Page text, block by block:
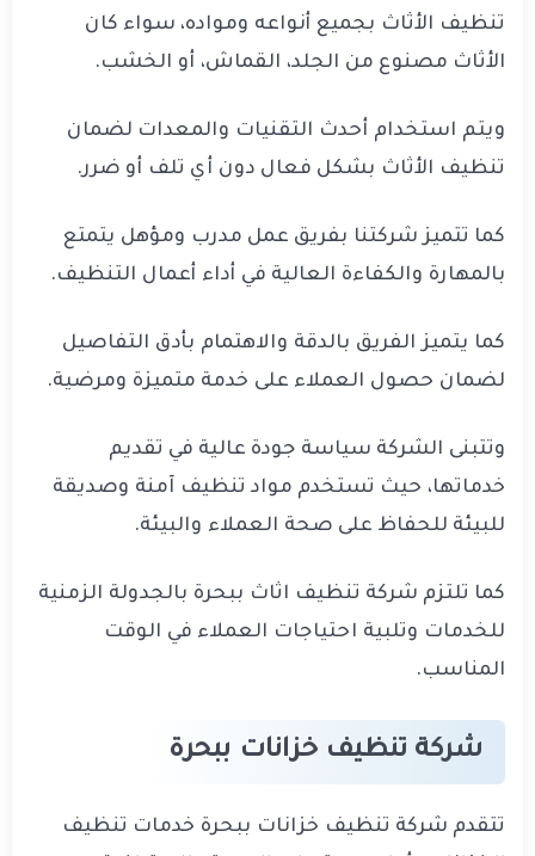
تنظيف الأثاث بجميع أنواعه ومواده، سواء كان
الأثاث مصنوع من الجلد، القماش، أو الخشب.
ويتم استخدام أحدث التقنيات والمعدات لضمان
تنظيف الأثاث بشكل فعال دون أي تلف أو ضرر.
كما تتميز شركتنا بفريق عمل مدرب ومؤهل يتمتع
بالمهارة والكفاءة العالية في أداء أعمال التنظيف.
كما يتميز الفريق بالدقة والاهتمام بأدق التفاصيل
لضمان حصول العملاء على خدمة متميزة ومرضية.
وتتبنى الشركة سياسة جودة عالية في تقديم
خدماتها، حيث تستخدم مواد تنظيف آمنة وصديقة
للبيئة للحفاظ على صحة العملاء والبيئة.
كما تلتزم شركة تنظيف اثاث ببحرة بالجدولة الزمنية
للخدمات وتلبية احتياجات العملاء في الوقت
المناسب.
شركة تنظيف خزانات ببحرة
تتقدم شركة تنظيف خزانات ببحرة خدمات تنظيف